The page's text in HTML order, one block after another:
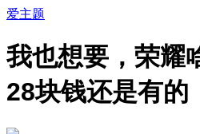
爱主题
我也想要，荣耀
28块钱还是有的